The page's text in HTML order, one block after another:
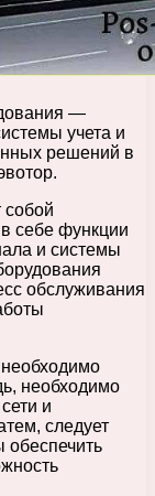
—
учета и
решений в
собой
себе функции
и системы
обслуживания
необходимо
и
следует
обеспечить